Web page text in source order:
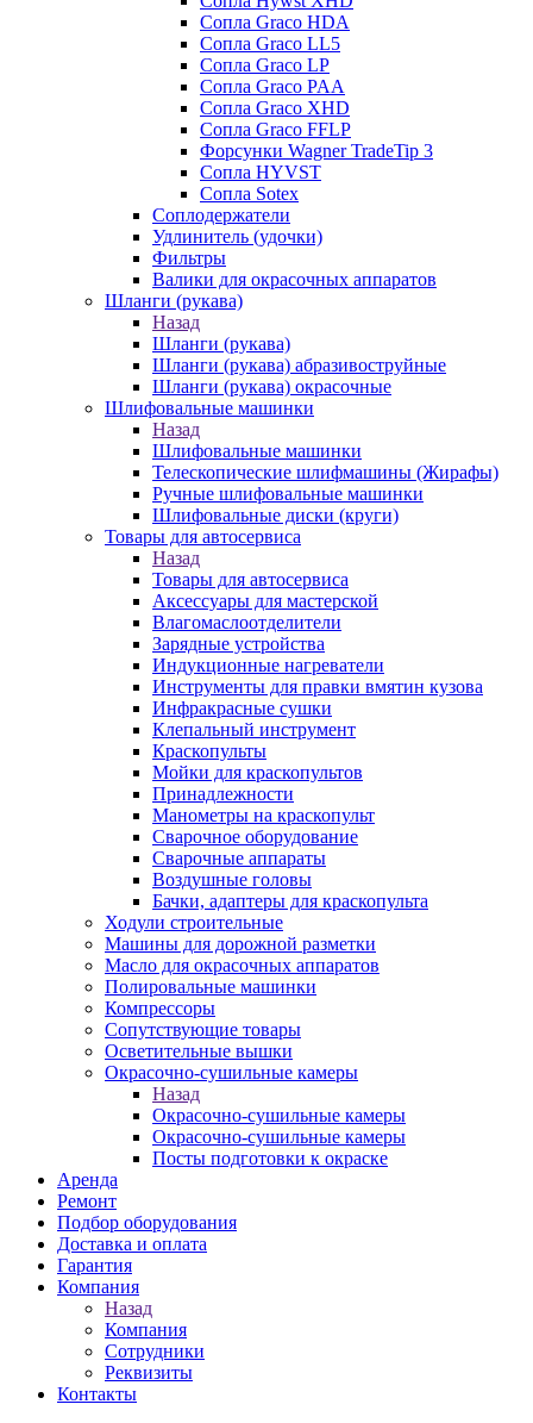
Сопла Graco HDA
Сопла Graco LL5
Сопла Graco LP
Сопла Graco PAA
Сопла Graco XHD
Сопла Graco FFLP
Форсунки Wagner TradeTip 3
Сопла HYVST
Сопла Sotex
Соплодержатели
Удлинитель (удочки)
Фильтры
Валики для окрасочных аппаратов
Шланги (рукава)
Назад
Шланги (рукава)
Шланги (рукава) абразивоструйные
Шланги (рукава) окрасочные
Шлифовальные машинки
Назад
Шлифовальные машинки
Телескопические шлифмашины (Жирафы)
Ручные шлифовальные машинки
Шлифовальные диски (круги)
Товары для автосервиса
Назад
Товары для автосервиса
Аксессуары для мастерской
Влагомаслоотделители
Зарядные устройства
Индукционные нагреватели
Инструменты для правки вмятин кузова
Инфракрасные сушки
Клепальный инструмент
Краскопульты
Мойки для краскопультов
Принадлежности
Манометры на краскопульт
Сварочное оборудование
Сварочные аппараты
Воздушные головы
Бачки, адаптеры для краскопульта
Ходули строительные
Машины для дорожной разметки
Масло для окрасочных аппаратов
Полировальные машинки
Компрессоры
Сопутствующие товары
Осветительные вышки
Окрасочно-сушильные камеры
Назад
Окрасочно-сушильные камеры
Окрасочно-сушильные камеры
Посты подготовки к окраске
Аренда
Ремонт
Подбор оборудования
Доставка и оплата
Гарантия
Компания
Назад
Компания
Сотрудники
Реквизиты
Контакты